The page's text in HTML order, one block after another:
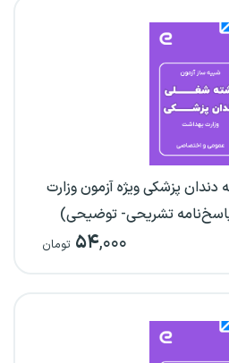
پزشکی ویژه آزمون وزارت
تشریحی- توضیحی)
۵۴,۰۰۰ تومان